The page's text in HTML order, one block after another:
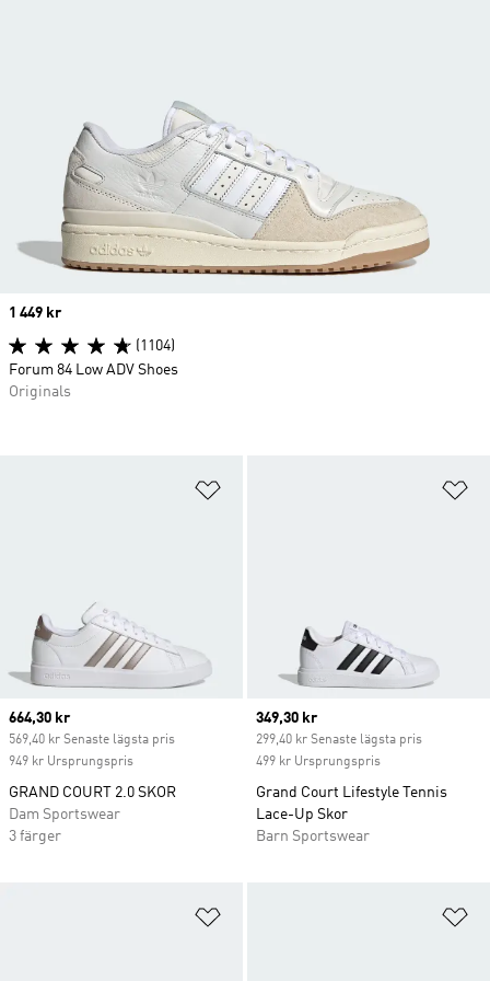
Current price
664,30 kr
569,40 kr Senaste lägsta pris
949 kr Ursprungspris
GRAND COURT 2.0 SKOR
Dam Sportswear
3 färger
Current price
349,30 kr
299,40 kr Senaste lägsta pris
499 kr Ursprungspris
Grand Court Lifestyle Tennis
Lace-Up Skor
Barn Sportswear
Price
1 449 kr
(1104)
Forum 84 Low ADV Shoes
Originals